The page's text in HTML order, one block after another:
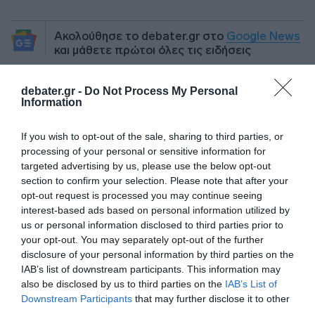
debater.gr - Do Not Process My Personal
Information
If you wish to opt-out of the sale, sharing to third parties, or
processing of your personal or sensitive information for
targeted advertising by us, please use the below opt-out
section to confirm your selection. Please note that after your
opt-out request is processed you may continue seeing
interest-based ads based on personal information utilized by
us or personal information disclosed to third parties prior to
your opt-out. You may separately opt-out of the further
disclosure of your personal information by third parties on the
IAB’s list of downstream participants. This information may
also be disclosed by us to third parties on the IAB’s List of
Downstream Participants that may further disclose it to other
Ακολούθησε το debater.gr στο Google News
και μάθετε πρώτοι όλες τις ειδήσεις
Share Tweet
ROLAND GARROS
ΝΟΒΑΚ ΤΖΟΚΟΒΙΤΣ
ΡΟΛΑΝ ΓΚΑΡΟΣ ΤΕΝΙΣ
ΔΙΑΦΗΜΙΣΗ